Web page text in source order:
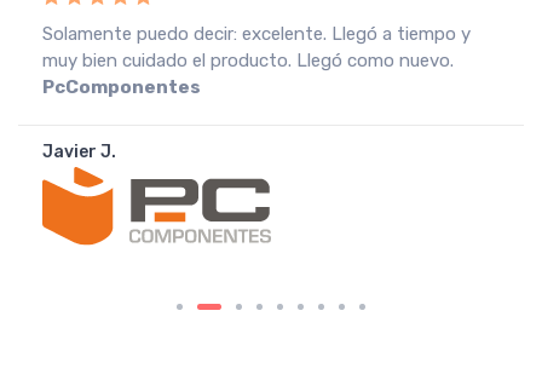
a tiempo y
nuevo.
Recebi a encomenda em perfeitas
muito agradeço. Recomendo o